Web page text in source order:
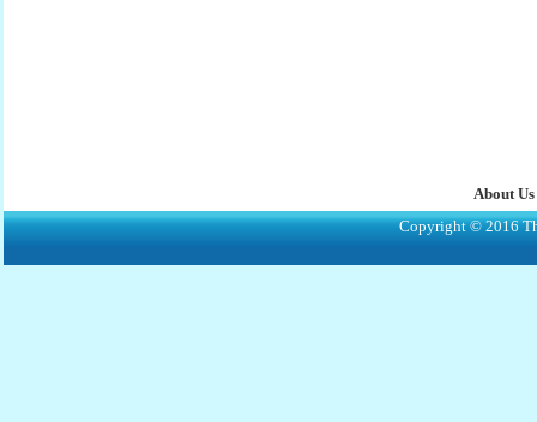
About Us
Copyright © 2016